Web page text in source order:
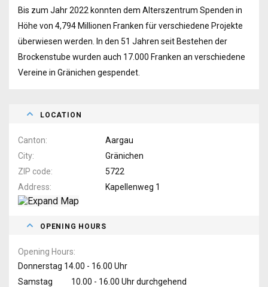
Bis zum Jahr 2022 konnten dem Alterszentrum Spenden in
Höhe von 4,794 Millionen Franken für verschiedene Projekte
überwiesen werden. In den 51 Jahren seit Bestehen der
Brockenstube wurden auch 17.000 Franken an verschiedene
Vereine in Gränichen gespendet.
LOCATION
Canton
Aargau
City
Gränichen
ZIP code
5722
Address
Kapellenweg 1
OPENING HOURS
Opening Hours
Donnerstag 14.00 - 16.00 Uhr
Samstag 10.00 - 16.00 Uhr durchgehend